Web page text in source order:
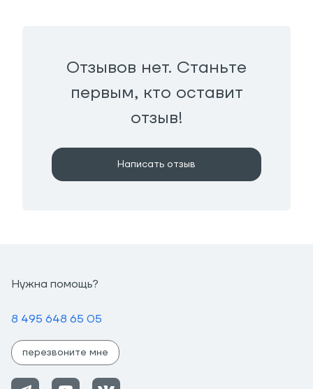
Отзывов нет. Станьте
первым, кто оставит
отзыв!
Написать отзыв
Нужна помощь?
8 495 648 65 05
перезвоните мне